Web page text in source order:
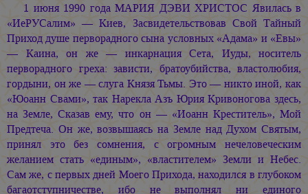
1 июня 1990 года МАРИЯ ДЭВИ ХРИСТОС Явилась в
«ИеРУСалим» — Киев, Засвидетельствовав Свой Тайный
Приход душе перворадного сына условных «Адама» и «Евы»
— Каина, он же — инкарнация Сета, Иуды, носитель
перворадного греха: зависти, братоубийства, властолюбия,
гордыни, он же — слуга Князя Тьмы. Это — никто иной, как
«Юоанн Свами», так Нарекла Азъ Юрия Кривоногова здесь,
на Земле, Сказав ему, что он — «Иоанн Креститель», Мой
Предтеча. Он же, возвышаясь на Земле над Духом Святым,
принял это без сомнения, с огромным нечеловеческим
желанием стать «единым», «властителем» Земли и Небес.
Сам же, с первых дней Моего Прихода, находился в глубоком
багаотступничестве, ибо не выполнял ни единого